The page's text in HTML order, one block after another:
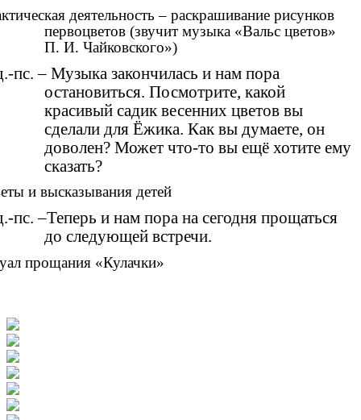
деятельность – раскрашивание рисунков
первоцветов (звучит музыка «Вальс цветов»
П. И. Чайковского»)
пс. – Музыка закончилась и нам пора
остановиться. Посмотрите, какой
красивый садик весенних цветов вы
сделали для Ёжика. Как вы думаете, он
доволен? Может что-то вы ещё хотите ему
сказать?
и высказывания детей
пс. –Теперь и нам пора на сегодня прощаться
до следующей встречи.
прощания «Кулачки»